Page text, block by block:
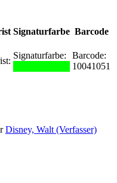
Signaturfarbe Barcode
Signaturfarbe:
Barcode:
10041051
Disney, Walt (Verfasser)